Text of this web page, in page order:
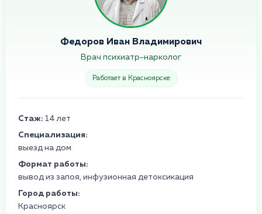
Федоров Иван Владимирович
Врач психиатр-нарколог
Работает в Красноярске
Стаж: 14 лет
Специализация:
выезд на дом
Формат работы:
вывод из запоя, инфузионная детоксикация
Город работы:
Красноярск